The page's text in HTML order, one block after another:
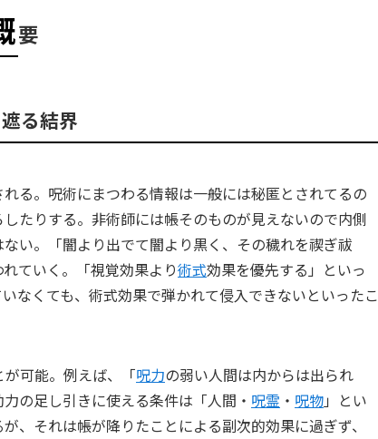
要
る結界
る。呪術にまつわる情報は一般には秘匿とされてるの
たりする。非術師には帳そのものが見えないので内側
い。「闇より出でて闇より黒く、その穢れを禊ぎ祓
ていく。「視覚効果より術式効果を優先する」といっ
なくても、術式効果で弾かれて侵入できないといったこ
可能。例えば、「呪力の弱い人間は内からは出られ
の足し引きに使える条件は「人間・ 呪霊 ・ 呪物」とい
、それは帳が降りたことによる副次的効果に過ぎず、